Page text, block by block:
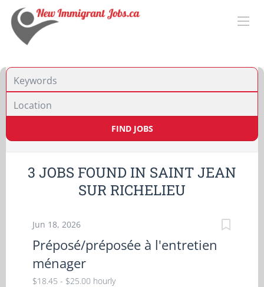
FIND JOBS
3 JOBS FOUND IN SAINT JEAN
SUR RICHELIEU
Jun 18, 2026
Préposé/préposée à l'entretien
ménager
$18.45 - $25.00 hourly